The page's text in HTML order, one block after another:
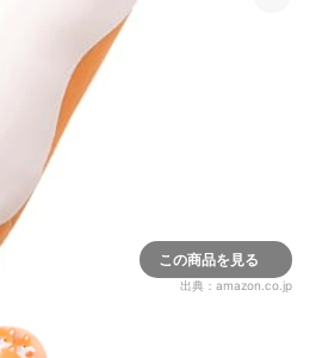
この商品を見る
出典： amazon.co.jp